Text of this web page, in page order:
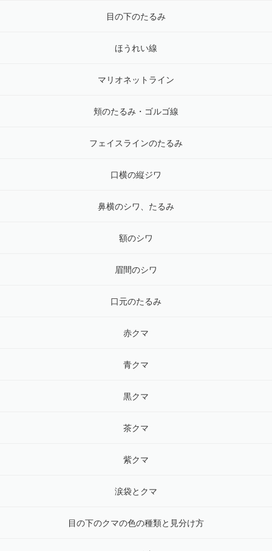
目の下のたるみ
ほうれい線
マリオネットライン
頬のたるみ・ゴルゴ線
フェイスラインのたるみ
口横の縦ジワ
鼻横のシワ、たるみ
額のシワ
眉間のシワ
口元のたるみ
赤クマ
青クマ
黒クマ
茶クマ
紫クマ
涙袋とクマ
目の下のクマの色の種類と見分け方